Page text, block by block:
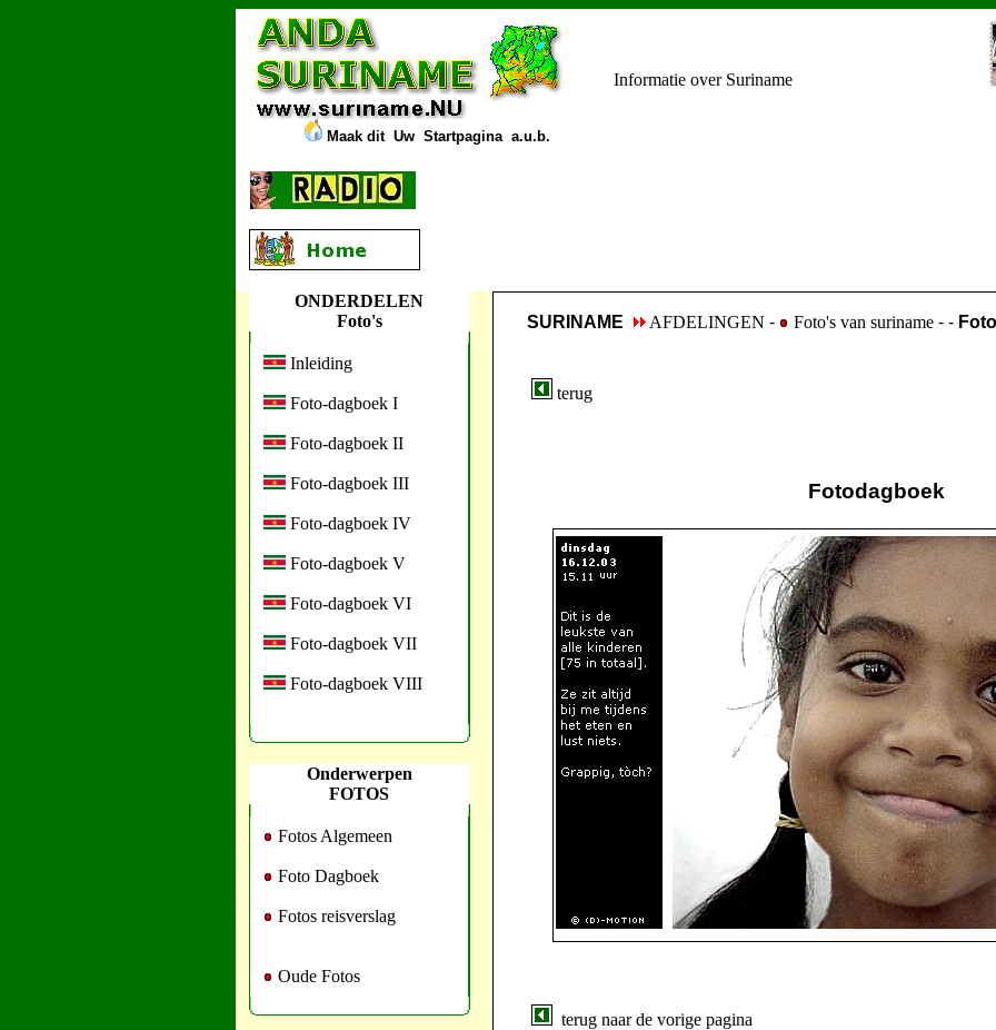
Maak dit UwStartpagina a.u.b.
Informatie over Suriname
ONDERDELEN
Foto's
Inleiding
Foto-dagboek I
Foto-dagboek II
Foto-dagboek III
Foto-dagboek IV
Foto-dagboek V
Foto-dagboek VI
Foto-dagboek VII
Foto-dagboek VIII
Onderwerpen
FOTOS
Fotos Algemeen
Foto Dagboek
Fotos reisverslag
Oude Fotos
SURINAME AFDELINGEN - Foto's van suriname - -
terug
Fotodagboek
terug naar de vorige pagina